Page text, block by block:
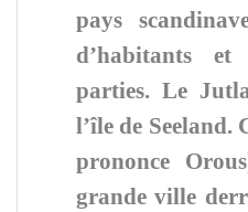
pays
d’habitants et
parties. Le
l’île de Seeland.
prononce
grande ville